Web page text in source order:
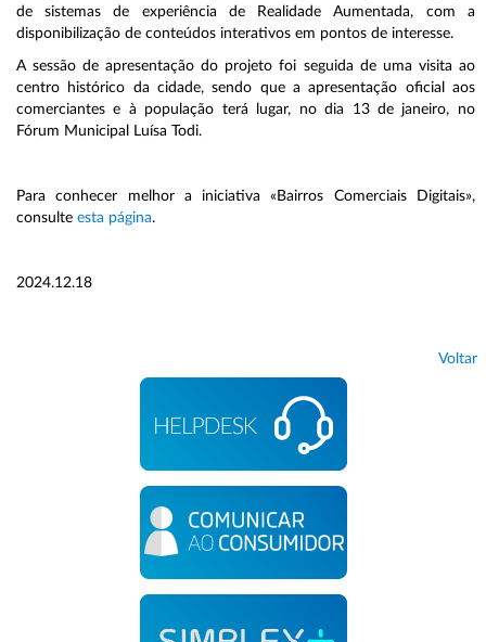
de sistemas de experiência de Realidade Aumentada, com a
disponibilização de conteúdos interativos em pontos de interesse.
A sessão de apresentação do projeto foi seguida de uma visita ao
centro histórico da cidade, sendo que a apresentação oficial aos
comerciantes e à população terá lugar, no dia 13 de janeiro, no
Fórum Municipal Luísa Todi.
Para conhecer melhor a iniciativa «Bairros Comerciais Digitais»,
consulte esta página.
2024.12.18
Voltar